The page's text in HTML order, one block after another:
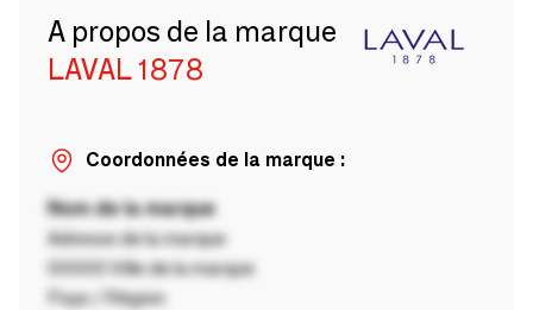
A propos de la marque
LAVAL 1878
Coordonnées de la marque :
Nom de la marque
Adresse de la marque
00000 Ville de la marque
Pays / Région